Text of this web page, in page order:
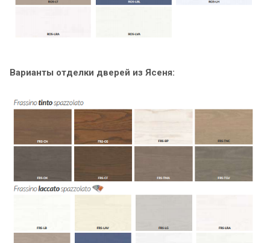
Варианты отделки дверей из Ясеня: